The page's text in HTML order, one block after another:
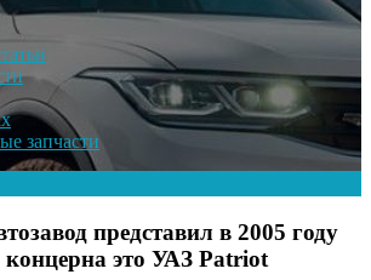
запчасти
представил в 2005 году
концерна это УАЗ Patriot